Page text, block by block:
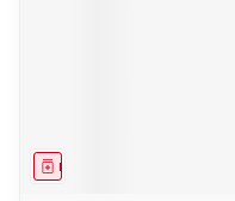
Médicament